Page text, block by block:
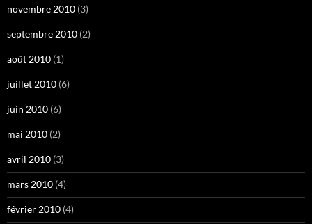
novembre 2010 (3)
septembre 2010 (2)
août 2010 (1)
juillet 2010 (6)
juin 2010 (6)
mai 2010 (2)
avril 2010 (3)
mars 2010 (4)
février 2010 (4)